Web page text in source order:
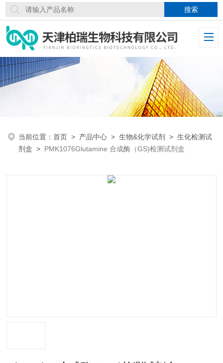
当前位置：首页 > 产品中心 >生物&化学试剂 >生化检测试
剂盒 > PMK1076Glutamine 合成酶（GS)检测试剂盒